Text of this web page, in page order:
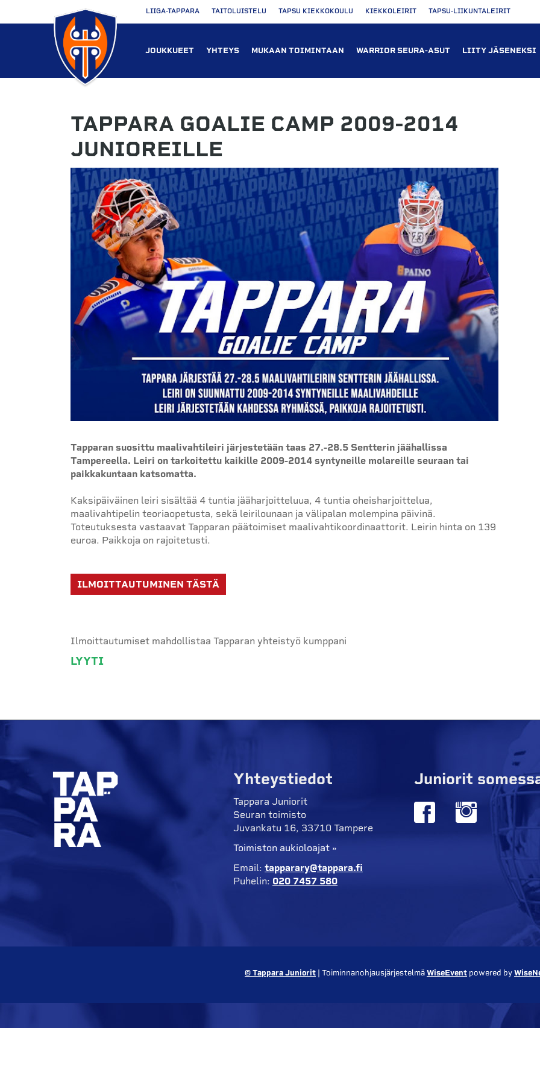
LIIGA-TAPPARA TAITOLUISTELU TAPSU KIEKKOKOULU KIEKKOLEIRIT TAPSU-LIIKUNTALEIRIT
JOUKKUEET YHTEYS MUKAAN TOIMINTAAN WARRIOR SEURA-ASUT LIITY JÄSENEKSI
TAPPARA GOALIE CAMP 2009-2014
JUNIOREILLE
Tapparan suosittu maalivahtileiri järjestetään taas 27.-28.5 Sentterin jäähallissa
Tampereella. Leiri on tarkoitettu kaikille 2009-2014 syntyneille molareille seuraan tai
paikkakuntaan katsomatta.
Kaksipäiväinen leiri sisältää 4 tuntia jääharjoitteluua, 4 tuntia oheisharjoittelua,
maalivahtipelin teoriaopetusta, sekä leirilounaan ja välipalan molempina päivinä.
Toteutuksesta vastaavat Tapparan päätoimiset maalivahtikoordinaattorit. Leirin hinta on 139
euroa. Paikkoja on rajoitetusti.
ILMOITTAUTUMINEN TÄSTÄ
Ilmoittautumiset mahdollistaa Tapparan yhteistyö kumppani
LYYTI
Yhteystiedot
Tappara Juniorit
Seuran toimisto
Juvankatu 16, 33710 Tampere
Toimiston aukioloajat »
Email: tapparary@tappara.fi
Puhelin: 020 7457 580
Juniorit
© Tappara Juniorit | Toiminnanohjausjärjestelmä WiseEvent powered by